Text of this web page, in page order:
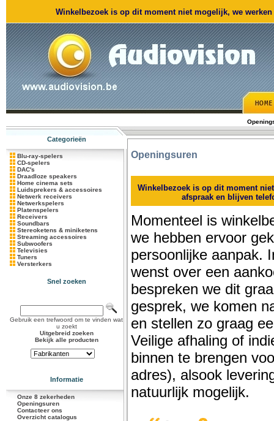
Winkelbezoek is op dit moment niet mogelijk, we
Categorieën
Blu-ray-spelers
CD-spelers
DAC's
Draadloze speakers
Home cinema sets
Luidsprekers & accessoires
Netwerk receivers
Netwerkspelers
Platenspelers
Receivers
Soundbars
Stereoketens & miniketens
Streaming accessoires
Subwoofers
Televisies
Tuners
Versterkers
Snel zoeken
Gebruik een trefwoord om te vinden wat
u zoekt
Uitgebreid zoeken
Bekijk alle producten
Informatie
Onze 8 zekerheden
Openingsuren
Contacteer ons
Overzicht catalogus
Openingsuren
Winkelbezoek is op dit moment
afspraak en blijven
Momenteel is
we hebben ervoor
persoonlijke aanpak.
wenst over een
bespreken we dit
gesprek, we komen
en stellen zo graag
Veilige afhaling of
binnen te brengen
adres), alsook
natuurlijk mogelijk.